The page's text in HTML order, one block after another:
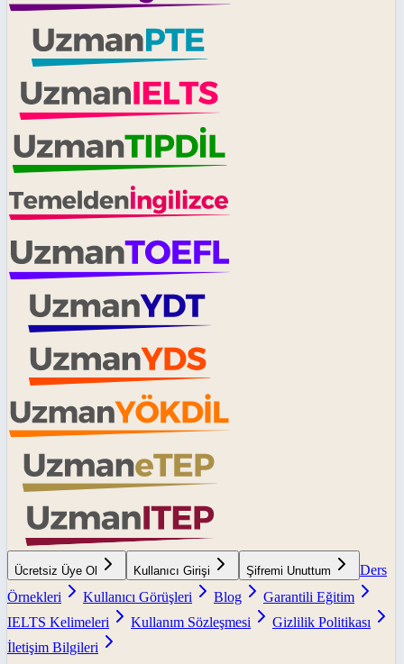
Ücretsiz Üye Ol Kullanıcı Girişi Şifremi Unuttum
Ders
Örnekleri
Kullanıcı Görüşleri Blog
Garantili Eğitim
IELTS Kelimeleri
Kullanım Sözleşmesi
Gizlilik Politikası
İletişim Bilgileri